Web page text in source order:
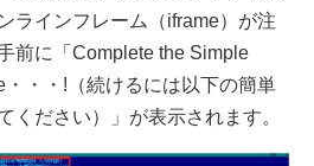
ラインフレーム（iframe）が注
前に「Complete the Simple
・・!（続けるには以下の簡単
ください）」が表示されます。